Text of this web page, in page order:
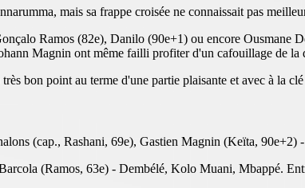
mais sa frappe croisée ne connaissait pas
Ramos (82e), Danilo (90e+1) ou encore Ousmane
Magnin ont même failli profiter d'un cafouillage de la
bon point au terme d'une partie plaisante et avec à la
(cap., Rashani, 69e), Gastien Magnin (Keïta, 90e+2)
(Ramos, 63e) - Dembélé, Kolo Muani, Mbappé.